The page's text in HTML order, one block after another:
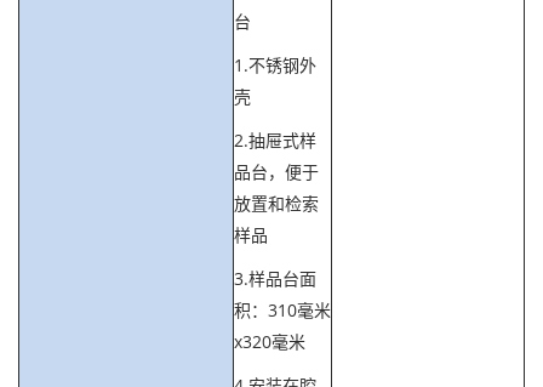
台
1.不锈钢外
壳
2.抽屉式样
品台，便于
放置和检索
样品
3.样品台面
积：310毫米
x320毫米